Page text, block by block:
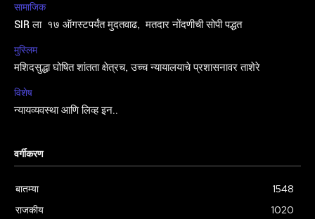
सामाजिक
SIR ला १७ ऑगस्टपर्यंत मुदतवाढ, मतदार नोंदणीची सोपी पद्धत
मुस्लिम
मशिदसुद्धा घोषित शांतता क्षेत्रच, उच्च न्यायालयाचे प्रशासनावर ताशेरे
विशेष
न्यायव्यवस्था आणि लिव्ह इन..
वर्गीकरण
बातम्या
1548
राजकीय
1020